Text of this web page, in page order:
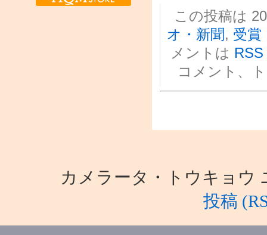
この投稿は
オ・新聞, 受賞
メントは
コメント、
カメラータ・トウキョウ
投稿